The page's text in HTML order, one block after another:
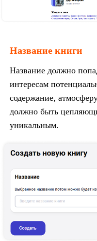
Название книги
Название должно
интересам
содержание,
должно быть
уникальным.